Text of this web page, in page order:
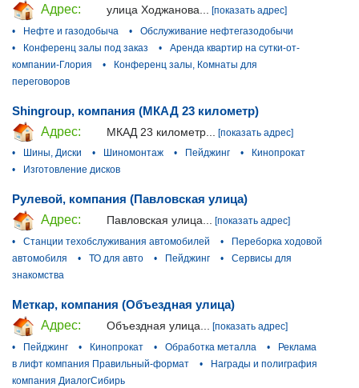
Адрес:
улица Ходжанова...
[показать адрес]
•
Нефте и газодобыча •
Обслуживание нефтегазодобычи
•
Конференц залы под заказ •
Аренда квартир на сутки-от-
компании-Глория
•
Конференц залы, Комнаты для
переговоров
Shingroup, компания (МКАД 23 километр)
Адрес:
МКАД 23 километр...
[показать адрес]
•
Шины, Диски • Шиномонтаж • Пейджинг •
Кинопрокат
•
Изготовление дисков
Рулевой, компания (Павловская улица)
Адрес:
Павловская улица... [показать адрес]
•
Станции техобслуживания автомобилей •
Переборка ходовой
автомобиля
• ТО для авто • Пейджинг •
Сервисы для
знакомства
Меткар, компания (Объездная улица)
Адрес:
Объездная улица...
[показать адрес]
•
Пейджинг • Кинопрокат • Обработка металла •
Реклама
в лифт компания Правильный-формат
•
Награды и полиграфия
компания ДиалогСибирь